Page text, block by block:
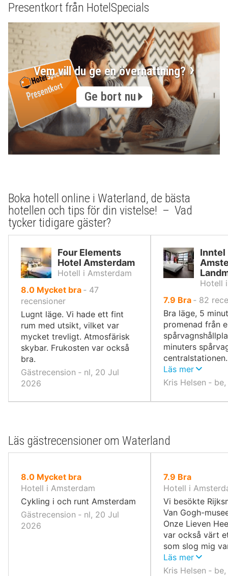
Presentkort från HotelSpecials
Vem vill du ge en övernattning?
Ge bort nu
Boka hotell online i Waterland, de bästa
hotellen och tips för din vistelse! – Vad
tycker tidigare gäster?
Four Elements
Hotel Amsterdam
Hotell i Amsterdam
8.0av
10,
Mycket bra ‐ 47
recensioner
Lugnt läge. Vi hade ett fint
rum med utsikt, vilket var
mycket trevligt. Atmosfärisk
skybar. Frukosten var också
bra.
Gästrecension ‐ nl, 20 Jul
2026
Inntel
Hotell
7.9 av
10,
Bra ‐ 82
Bra läge, 5
promenad från
minuters
frukost och
Läs mer
Kris Helsen ‐
Läs gästrecensioner om Waterland
8.0av
10,
Mycket bra
Hotell i Amsterdam
Cykling i och runt Amsterdam
Gästrecension ‐ nl, 20 Jul
2026
7.9 av
10,
Bra
Hotell i
Vi besökte
Van Gogh-
Onze Lieven
var också värt
som slog mig
staden var, med
upprivna och
Läs mer
Kris Helsen ‐